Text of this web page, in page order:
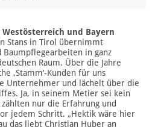
und Bayern
Stans in Tirol übernimmt
in ganz
Raum. Über die Jahre
,Stamm‘-Kunden für uns
Unternehmer und lächelt über die
Ja, in seinem Metier sei kein
nur die Erfahrung und
jedem Schritt. „Hektik wäre hier
das liebt Christian Huber an